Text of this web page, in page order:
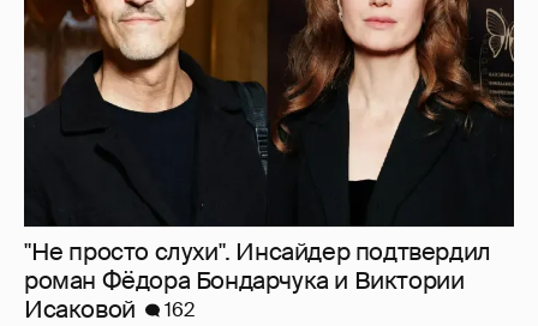
"Не просто слухи". Инсайдер подтвердил
роман Фёдора Бондарчука и Виктории
Исаковой
162